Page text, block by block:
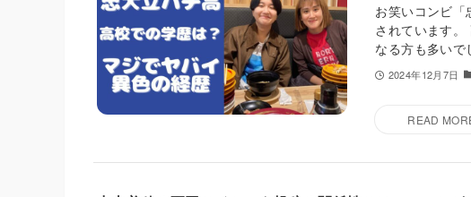
お笑いコンビ「
されています。
なる方も多い
2024年12月7日